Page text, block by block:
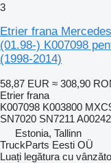
3
Etrier frana
(01.98-) K007098
(1998-2014)
58,87 EUR ≈ 308,90
Etrier frana
K007098 K003800
SN7020 SN7211
Estonia, Tallinn
TruckParts Eesti OÜ
Luați legătura cu